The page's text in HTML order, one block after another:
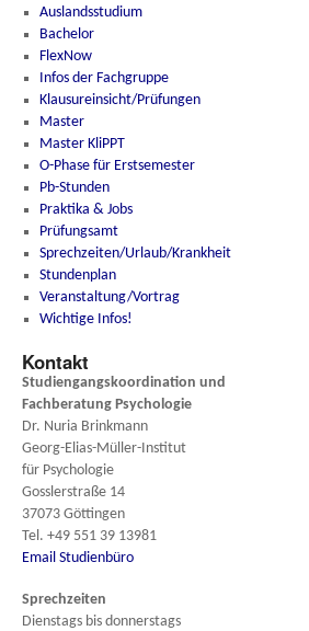
Auslandsstudium
Bachelor
FlexNow
Infos der Fachgruppe
Klausureinsicht/Prüfungen
Master
Master KliPPT
O-Phase für Erstsemester
Pb-Stunden
Praktika & Jobs
Prüfungsamt
Sprechzeiten/Urlaub/Krankheit
Stundenplan
Veranstaltung/Vortrag
Wichtige Infos!
Kontakt
Studiengangskoordination und
Fachberatung Psychologie
Dr. Nuria Brinkmann
Georg-Elias-Müller-Institut
für Psychologie
Gosslerstraße 14
37073 Göttingen
Tel. +49 551 39 13981
Email Studienbüro
Sprechzeiten
Dienstags bis donnerstags